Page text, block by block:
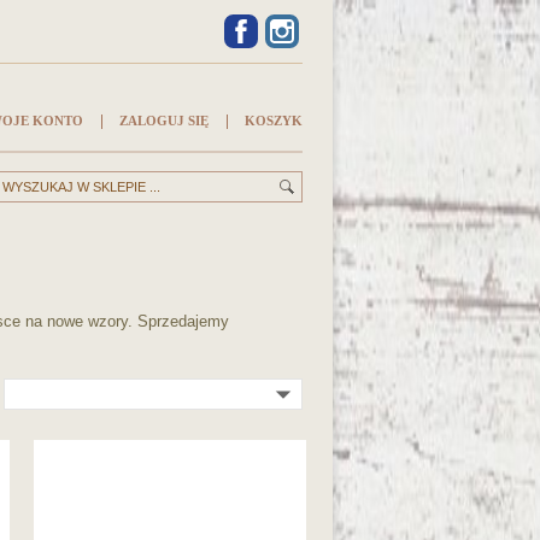
FACEBOOKINSTAGRAM
KONTO ZALOGUJ SIĘ KOSZYK
na nowe wzory. Sprzedajemy
